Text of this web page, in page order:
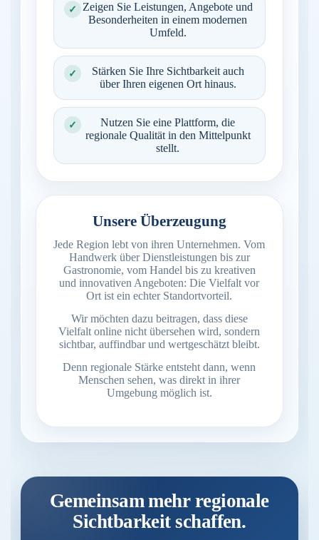
✓
Zeigen Sie Leistungen, Angebote und
Besonderheiten in einem modernen
Umfeld.
✓
Stärken Sie Ihre Sichtbarkeit auch
über Ihren eigenen Ort hinaus.
✓
Nutzen Sie eine Plattform, die
regionale Qualität in den Mittelpunkt
stellt.
Unsere Überzeugung
Jede Region lebt von ihren Unternehmen. Vom
Handwerk über Dienstleistungen bis zur
Gastronomie, vom Handel bis zu kreativen
und innovativen Angeboten: Die Vielfalt vor
Ort ist ein echter Standortvorteil.
Wir möchten dazu beitragen, dass diese
Vielfalt online nicht übersehen wird, sondern
sichtbar, auffindbar und wertgeschätzt bleibt.
Denn regionale Stärke entsteht dann, wenn
Menschen sehen, was direkt in ihrer
Umgebung möglich ist.
Gemeinsam mehr regionale
Sichtbarkeit schaffen.